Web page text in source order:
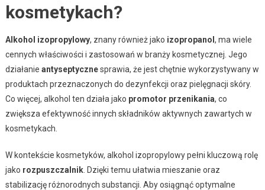
kosmetykach?
Alkohol izopropylowy, znany również jako izopropanol , ma wiele
cennych właściwości i zastosowań w branży kosmetycznej. Jego
działanie antyseptycznesprawia, że jest chętnie wykorzystywany w
produktach przeznaczonych do dezynfekcji oraz pielęgnacji skóry.
Co więcej, alkohol ten działa jako promotor przenikania, co
zwiększa efektywność innych składników aktywnych zawartych w
kosmetykach.
W kontekście kosmetyków, alkohol izopropylowy pełni kluczową rolę
jako rozpuszczalnik. Dzięki temu ułatwia mieszanie oraz
stabilizację różnorodnych substancji. Aby osiągnąć optymalne